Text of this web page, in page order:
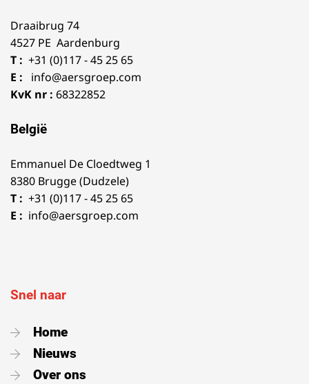
Draaibrug 74
4527 PE Aardenburg
T : +31 (0)117 - 45 25 65
E :
info@aersgroep.com
KvK nr : 68322852
België
Emmanuel De Cloedtweg 1
8380 Brugge (Dudzele)
T : +31 (0)117 - 45 25 65
E : info@aersgroep.com
Snel naar
Home
Nieuws
Over ons